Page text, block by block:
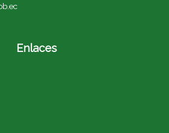
Enlaces